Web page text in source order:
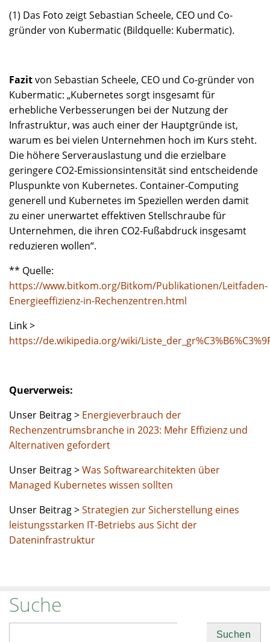
(1) Das Foto zeigt Sebastian Scheele, CEO und Co-
gründer von Kubermatic (Bildquelle: Kubermatic).
Fazitvon Sebastian Scheele, CEO und Co-gründer von
Kubermatic: „Kubernetes sorgt insgesamt für
erhebliche Verbesserungen bei der Nutzung der
Infrastruktur, was auch einer der Hauptgründe ist,
warum es bei vielen Unternehmen hoch im Kurs steht.
Die höhere Serverauslastung und die erzielbare
geringere CO2-Emissionsintensität sind entscheidende
Pluspunkte von Kubernetes. Container-Computing
generell und Kubernetes im Speziellen werden damit
zu einer unerwartet effektiven Stellschraube für
Unternehmen, die ihren CO2-Fußabdruck insgesamt
reduzieren wollen“.
** Quelle:
https://www.bitkom.org/Bitkom/Publikationen/Leitfaden-
Energieeffizienz-in-Rechenzentren.html
Link >
https://de.wikipedia.org/wiki/
Querverweis:
Unser Beitrag > Energieverbrauch der
Rechenzentrumsbranche in 2023: Mehr Effizienz und
Alternativen gefordert
Unser Beitrag >Was Softwarearchitekten über
Managed Kubernetes wissen sollten
Unser Beitrag >Strategien zur Sicherstellung eines
leistungsstarken IT-Betriebs aus Sicht der
Dateninfrastruktur
Suche